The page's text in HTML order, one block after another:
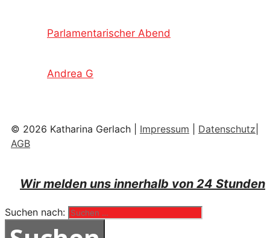
Parlamentarischer Abend
Andrea G
© 2026 Katharina Gerlach | Impressum Datenschutz
AGB
Wir melden uns innerhalb von 24 Stunden
Suchen nach: